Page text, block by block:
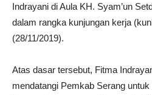
Indrayani di Aula KH. Syam’un
dalam rangka kunjungan kerja
(28/11/2019).
Atas dasar tersebut, Fitma
mendatangi Pemkab Serang